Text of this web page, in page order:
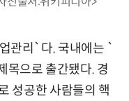
관리`다. 국내에는 `
목으로 출간됐다. 경
성공한 사람들의 핵